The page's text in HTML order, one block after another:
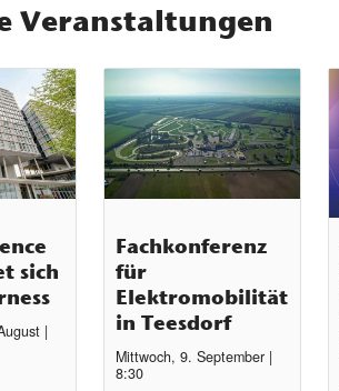
Veranstaltungen
sich
|
Fachkonferenz
für
Elektromobilität
in Teesdorf
Mittwoch, 9. September |
8:30